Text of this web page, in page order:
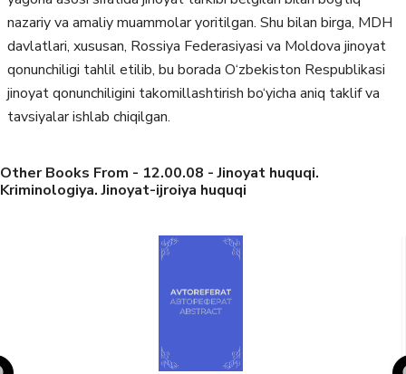
nazariy va amaliy muammolar yoritilgan. Shu bilan birga, MDH
davlatlari, xususan, Rossiya Federasiyasi va Moldova jinoyat
qonunchiligi tahlil etilib, bu borada O‘zbekiston Respublikasi
jinoyat qonunchiligini takomillashtirish bo‘yicha aniq taklif va
tavsiyalar ishlab chiqilgan.
Other Books From - 12.00.08 - Jinoyat huquqi.
Kriminologiya. Jinoyat-ijroiya huquqi